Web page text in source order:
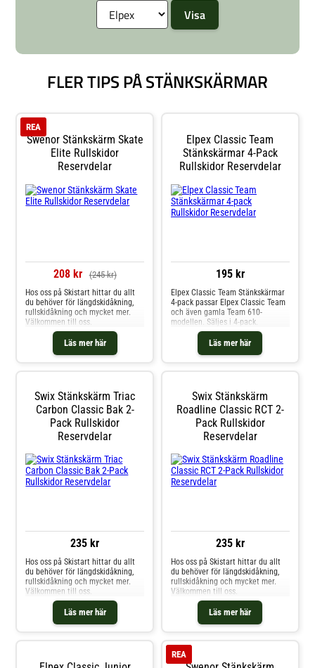
FLER TIPS PÅ STÄNKSKÄRMAR
Swenor Stänkskärm Skate
Elite Rullskidor
Reservdelar
REA
208 kr (245 kr)
Läs mer här
Hos oss på Skistart hittar du allt
du behöver för längdskidåkning,
rullskidåkning och mycket mer.
Välkommen till oss.
Elpex Classic Team
Stänkskärmar 4-Pack
Rullskidor Reservdelar
195 kr
Läs mer här
Elpex Classic Team Stänkskärmar
4-pack passar Elpex Classic Team
och även gamla Team 610-
modellen. Säljes i 4-pack.
Swix Stänkskärm Triac
Carbon Classic Bak 2-
Pack Rullskidor
Reservdelar
235 kr
Läs mer här
Hos oss på Skistart hittar du allt
du behöver för längdskidåkning,
rullskidåkning och mycket mer.
Välkommen till oss.
Swix Stänkskärm
Roadline Classic RCT 2-
Pack Rullskidor
Reservdelar
235 kr
Läs mer här
Hos oss på Skistart hittar du allt
du behöver för längdskidåkning,
rullskidåkning och mycket mer.
Välkommen till oss.
REA